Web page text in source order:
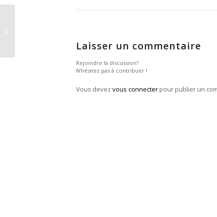
Laisser un commentaire
Rejoindre la discussion?
N’hésitez pas à contribuer !
Vous devez vous connecter pour publier un